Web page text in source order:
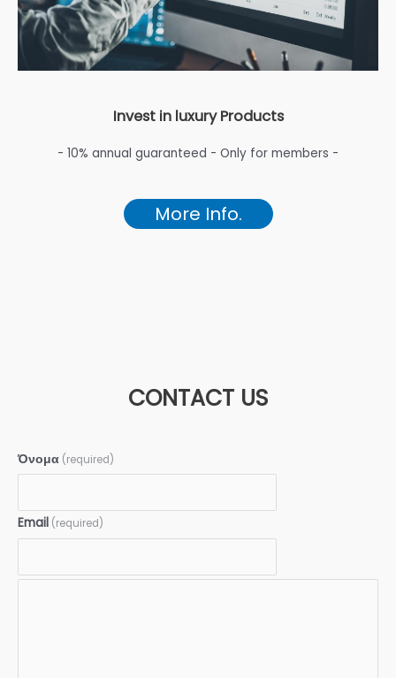
Invest in luxury Products
- 10% annual guaranteed - Only for members -
More Info.
CONTACT US
Όνομα (required)
Email (required)